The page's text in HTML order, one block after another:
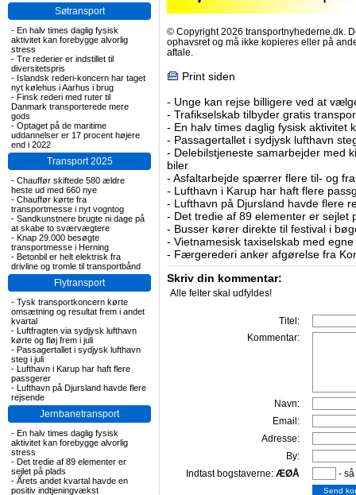
Søtransport
- En halv times daglig fysisk
aktivitet kan forebygge alvorlig
stress
- Tre rederier er indstillet til
diversitetspris
- Islandsk rederi-koncern har taget
nyt kølehus i Aarhus i brug
- Finsk rederi med ruter til
Danmark transporterede mere
gods
- Optaget på de maritime
uddannelser er 17 procent højere
end i 2022
Transport 2025
- Chauffør skiftede 580 ældre
heste ud med 660 nye
- Chauffør kørte fra
transportmesse i nyt vogntog
- Sandkunstnere brugte ni dage på
at skabe to sværvægtere
- Knap 29.000 besøgte
transportmesse i Herning
- Betonbil er helt elektrisk fra
drivline og tromle til transportbånd
Flytransport
- Tysk transportkoncern kørte
omsætning og resultat frem i andet
kvartal
- Luftfragten via sydjysk lufthavn
kørte og fløj frem i juli
- Passagertallet i sydjysk lufthavn
steg i juli
- Lufthavn i Karup har haft flere
passgerer
- Lufthavn på Djursland havde flere
rejsende
Jernbanetransport
- En halv times daglig fysisk
aktivitet kan forebygge alvorlig
stress
- Det tredie af 89 elementer er
sejlet på plads
- Årets andet kvartal havde en
positiv indtjeningvækst
© Copyright 2026 transportnyhederne.dk.
ophavsret og må ikke kopieres eller på
aftale.
Print siden
- Unge kan rejse billigere ved at
- Trafikselskab tilbyder gratis
- En halv times daglig fysisk aktivitet
- Passagertallet i sydjysk lufthavn
- Delebilstjeneste samarbejder med
biler
- Asfaltarbejde spærrer flere til- og
- Lufthavn i Karup har haft flere
- Lufthavn på Djursland havde flere
- Det tredie af 89 elementer er sejlet
- Busser kører direkte til festival i
- Vietnamesisk taxiselskab med
- Færgerederi anker afgørelse fra
Skriv din kommentar:
Alle felter skal udfyldes!
Titel:
Kommentar:
Navn:
Email:
Adresse:
By:
Indtast bogstaverne: ÆØÅ -